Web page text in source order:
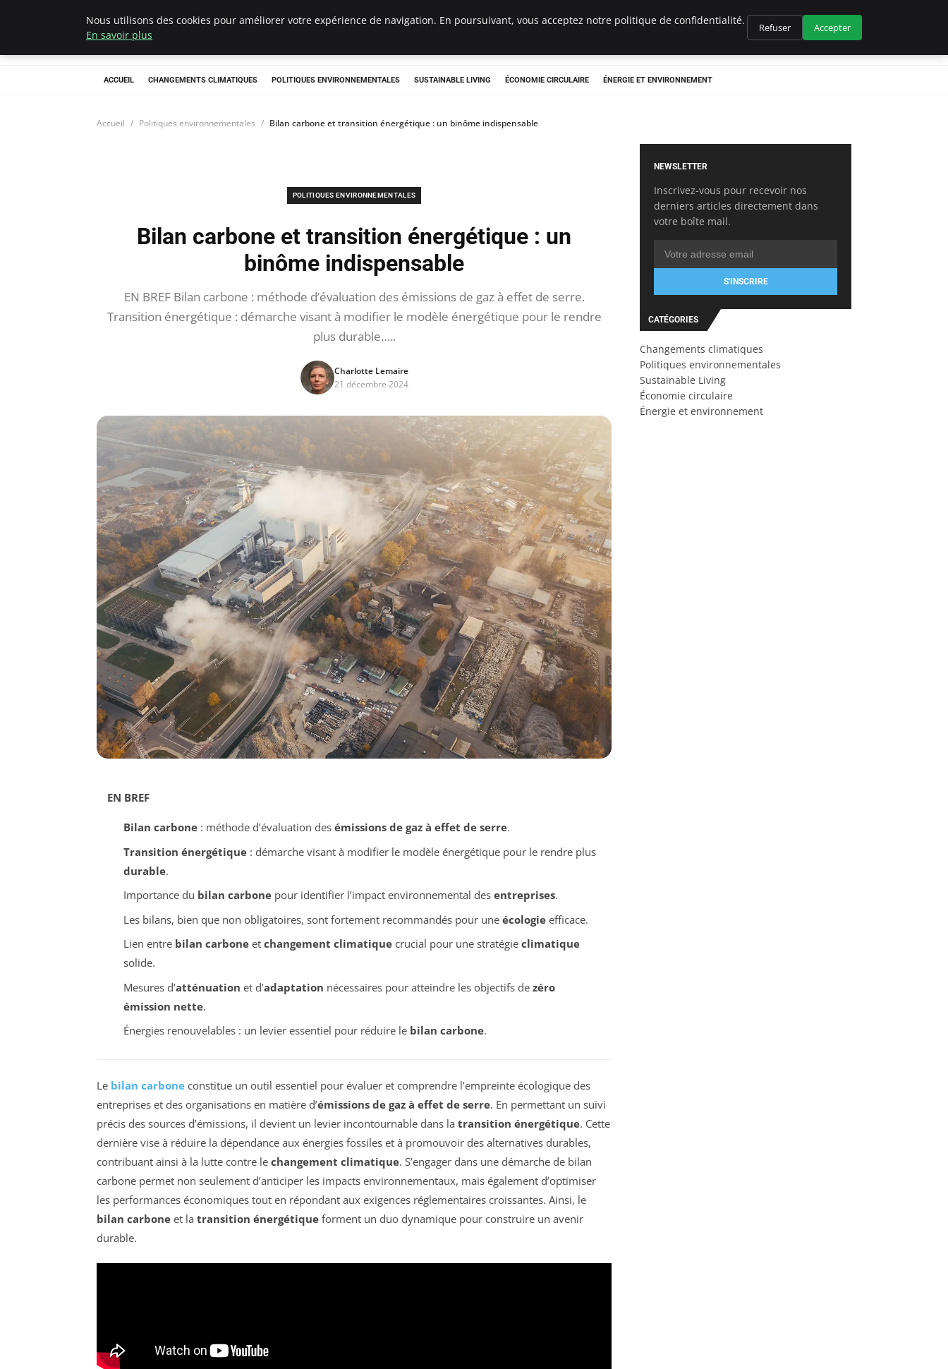
Climategatecountryclub.com
ACCUEIL CHANGEMENTS CLIMATIQUES POLITIQUES ENVIRONNEMENTALES SUSTAINABLE LIVING ÉCONOMIE CIRCULAIRE ÉNERGIE ET ENVIRONNEMENT
Accueil Politiques environnementales Bilan carbone et transition énergétique : un binôme indispensable
POLITIQUES ENVIRONNEMENTALES
Bilan carbone et transition énergétique : un
binôme indispensable
EN BREF Bilan carbone : méthode d’évaluation des émissions de gaz à effet de serre.
Transition énergétique : démarche visant à modifier le modèle énergétique pour le rendre
plus durable…..
Charlotte Lemaire
21 décembre 2024
EN BREF
Bilan carbone: méthode d’évaluation des émissions de gaz à effet de serre.
Transition énergétique: démarche visant à modifier le modèle énergétique pour le rendre plus
durable.
Importance du bilan carbonepour identifier l’impact environnemental des entreprises.
Les bilans, bien que non obligatoires, sont fortement recommandés pour une écologieefficace.
Lien entre bilan carboneet changement climatiquecrucial pour une stratégie climatique
solide.
Mesures d’atténuation et d’adaptation nécessaires pour atteindre les objectifs de zéro
émission nette.
Énergies renouvelables : un levier essentiel pour réduire le bilan carbone.
Le bilan carbone constitue un outil essentiel pour évaluer et comprendre l’empreinte écologique des
entreprises et des organisations en matière d’émissions de gaz à effet de serre. En permettant un suivi
précis des sources d’émissions, il devient un levier incontournable dans la transition énergétique. Cette
dernière vise à réduire la dépendance aux énergies fossiles et à promouvoir des alternatives durables,
contribuant ainsi à la lutte contre le changement climatique. S’engager dans une démarche de bilan
carbone permet non seulement d’anticiper les impacts environnementaux, mais également d’optimiser
les performances économiques tout en répondant aux exigences réglementaires croissantes. Ainsi, le
bilan carbone et la transition énergétique forment un duo dynamique pour construire un avenir
durable.
NEWSLETTER
Inscrivez-vous pour recevoir nos
derniers articles directement dans
votre boîte mail.
S'INSCRIRE
CATÉGORIES
Changements climatiques
Politiques environnementales
Sustainable Living
Économie circulaire
Énergie et environnement
Nous utilisons des cookies pour améliorer votre expérience de navigation. En poursuivant, vous acceptez notre politique de confidentialité.
En savoir plus
Refuser Accepter